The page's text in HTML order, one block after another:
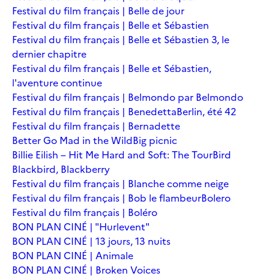
Festival du film français | Belle de jour
Festival du film français | Belle et Sébastien
Festival du film français | Belle et Sébastien 3, le
dernier chapitre
Festival du film français | Belle et Sébastien,
l'aventure continue
Festival du film français | Belmondo par Belmondo
Festival du film français | BenedettaBerlin, été 42
Festival du film français | Bernadette
Better Go Mad in the WildBig picnic
Billie Eilish – Hit Me Hard and Soft: The TourBird
Blackbird, Blackberry
Festival du film français | Blanche comme neige
Festival du film français | Bob le flambeurBolero
Festival du film français | Boléro
BON PLAN CINÉ | "Hurlevent"
BON PLAN CINÉ | 13 jours, 13 nuits
BON PLAN CINÉ | Animale
BON PLAN CINÉ | Broken Voices